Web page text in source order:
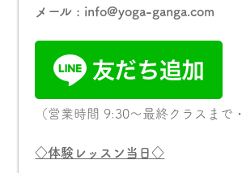
メール : info@yoga-ganga.com
（営業時間 9:30〜最終クラスまで
◇体験レッスン当日◇